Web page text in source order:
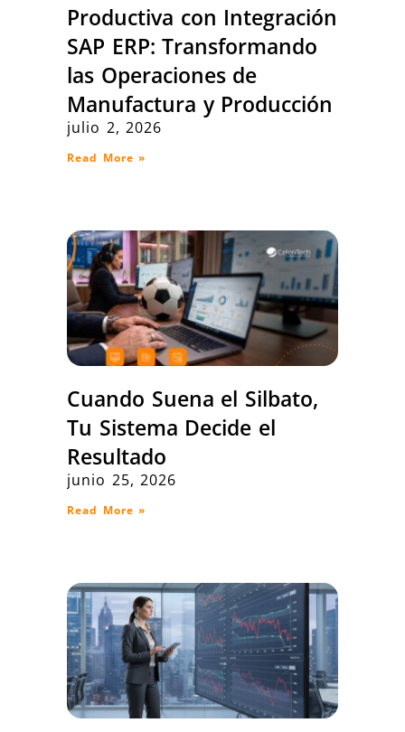
Productiva con Integración
SAP ERP: Transformando
las Operaciones de
Manufactura y Producción
julio 2, 2026
Read More »
Cuando Suena el Silbato,
Tu Sistema Decide el
Resultado
junio 25, 2026
Read More »